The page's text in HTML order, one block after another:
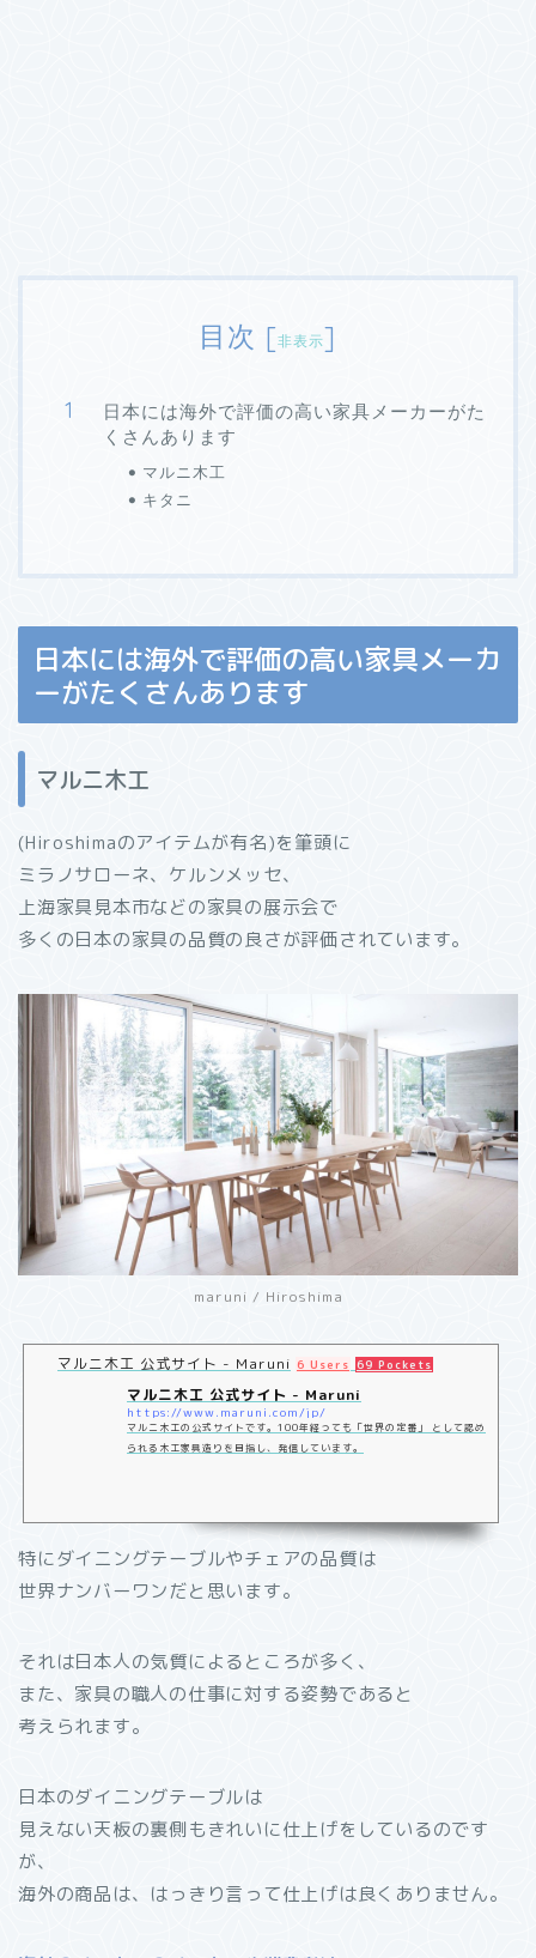
目次 [非表示]
日本には海外で評価の高い家具メーカーがた
くさんあります
マルニ木工
キタニ
日本には海外で評価の高い家具メーカ
ーがたくさんあります
マルニ木工
(Hiroshimaのアイテムが有名)を筆頭に
ミラノサローネ、ケルンメッセ、
上海家具見本市などの家具の展示会で
多くの日本の家具の品質の良さが評価されています。
maruni / Hiroshima
マルニ木工 公式サイト - Maruni 6 Users 69 Pockets
マルニ木工 公式サイト - Maruni
https://www.maruni.com/jp/
マルニ木工の公式サイトです。100年経っても「世界の定番」 として認め
られる木工家具造りを目指し、発信しています。
特にダイニングテーブルやチェアの品質は
世界ナンバーワンだと思います。
それは日本人の気質によるところが多く、
また、家具の職人の仕事に対する姿勢であると
考えられます。
日本のダイニングテーブルは
見えない天板の裏側もきれいに仕上げをしているのです
が、
海外の商品は、はっきり言って仕上げは良くありません。